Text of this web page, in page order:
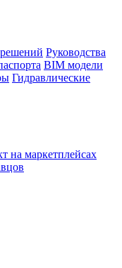
Руководства
BIM модели
Гидравлические
на маркетплейсах